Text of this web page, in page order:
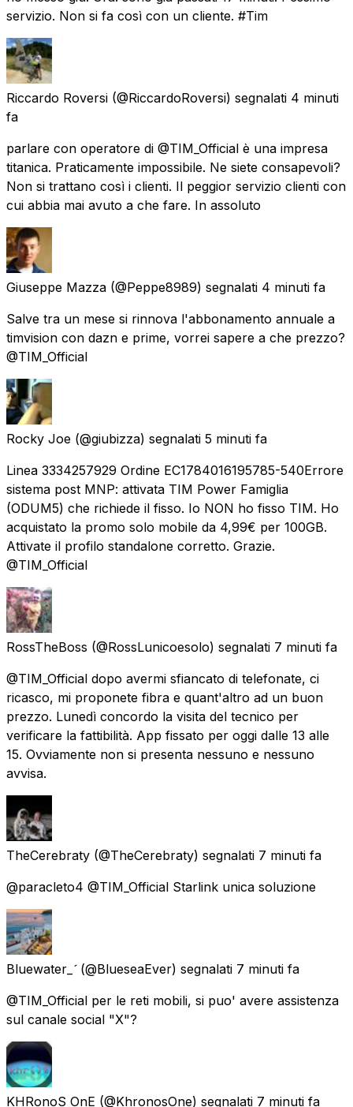
servizio. Non si fa così con un cliente. #Tim
Riccardo Roversi (@RiccardoRoversi) segnalati 4 minuti
fa
parlare con operatore di @TIM_Official è una impresa
titanica. Praticamente impossibile. Ne siete consapevoli?
Non si trattano così i clienti. Il peggior servizio clienti con
cui abbia mai avuto a che fare. In assoluto
Giuseppe Mazza (@Peppe8989) segnalati 4 minuti fa
Salve tra un mese si rinnova l'abbonamento annuale a
timvision con dazn e prime, vorrei sapere a che prezzo?
@TIM_Official
Rocky Joe (@giubizza) segnalati 5 minuti fa
Linea 3334257929 Ordine EC1784016195785-540 ​Errore
sistema post MNP: attivata TIM Power Famiglia
(ODUM5) che richiede il fisso. Io NON ho fisso TIM. Ho
acquistato la promo solo mobile da 4,99€ per 100GB.
Attivate il profilo standalone corretto. Grazie.
@TIM_Official
RossTheBoss (@RossLunicoesolo) segnalati 7 minuti fa
@TIM_Official dopo avermi sfiancato di telefonate, ci
ricasco, mi proponete fibra e quant'altro ad un buon
prezzo. Lunedì concordo la visita del tecnico per
verificare la fattibilità. App fissato per oggi dalle 13 alle
15. Ovviamente non si presenta nessuno e nessuno
avvisa.
TheCerebraty (@TheCerebraty) segnalati 7 minuti fa
@paracleto4 @TIM_Official Starlink unica soluzione
Bluewater_ (@BlueseaEver) segnalati 7 minuti fa
@TIM_Official per le reti mobili, si puo' avere assistenza
sul canale social "X"?
KHRonoS OnE (@KhronosOne) segnalati 7 minuti fa